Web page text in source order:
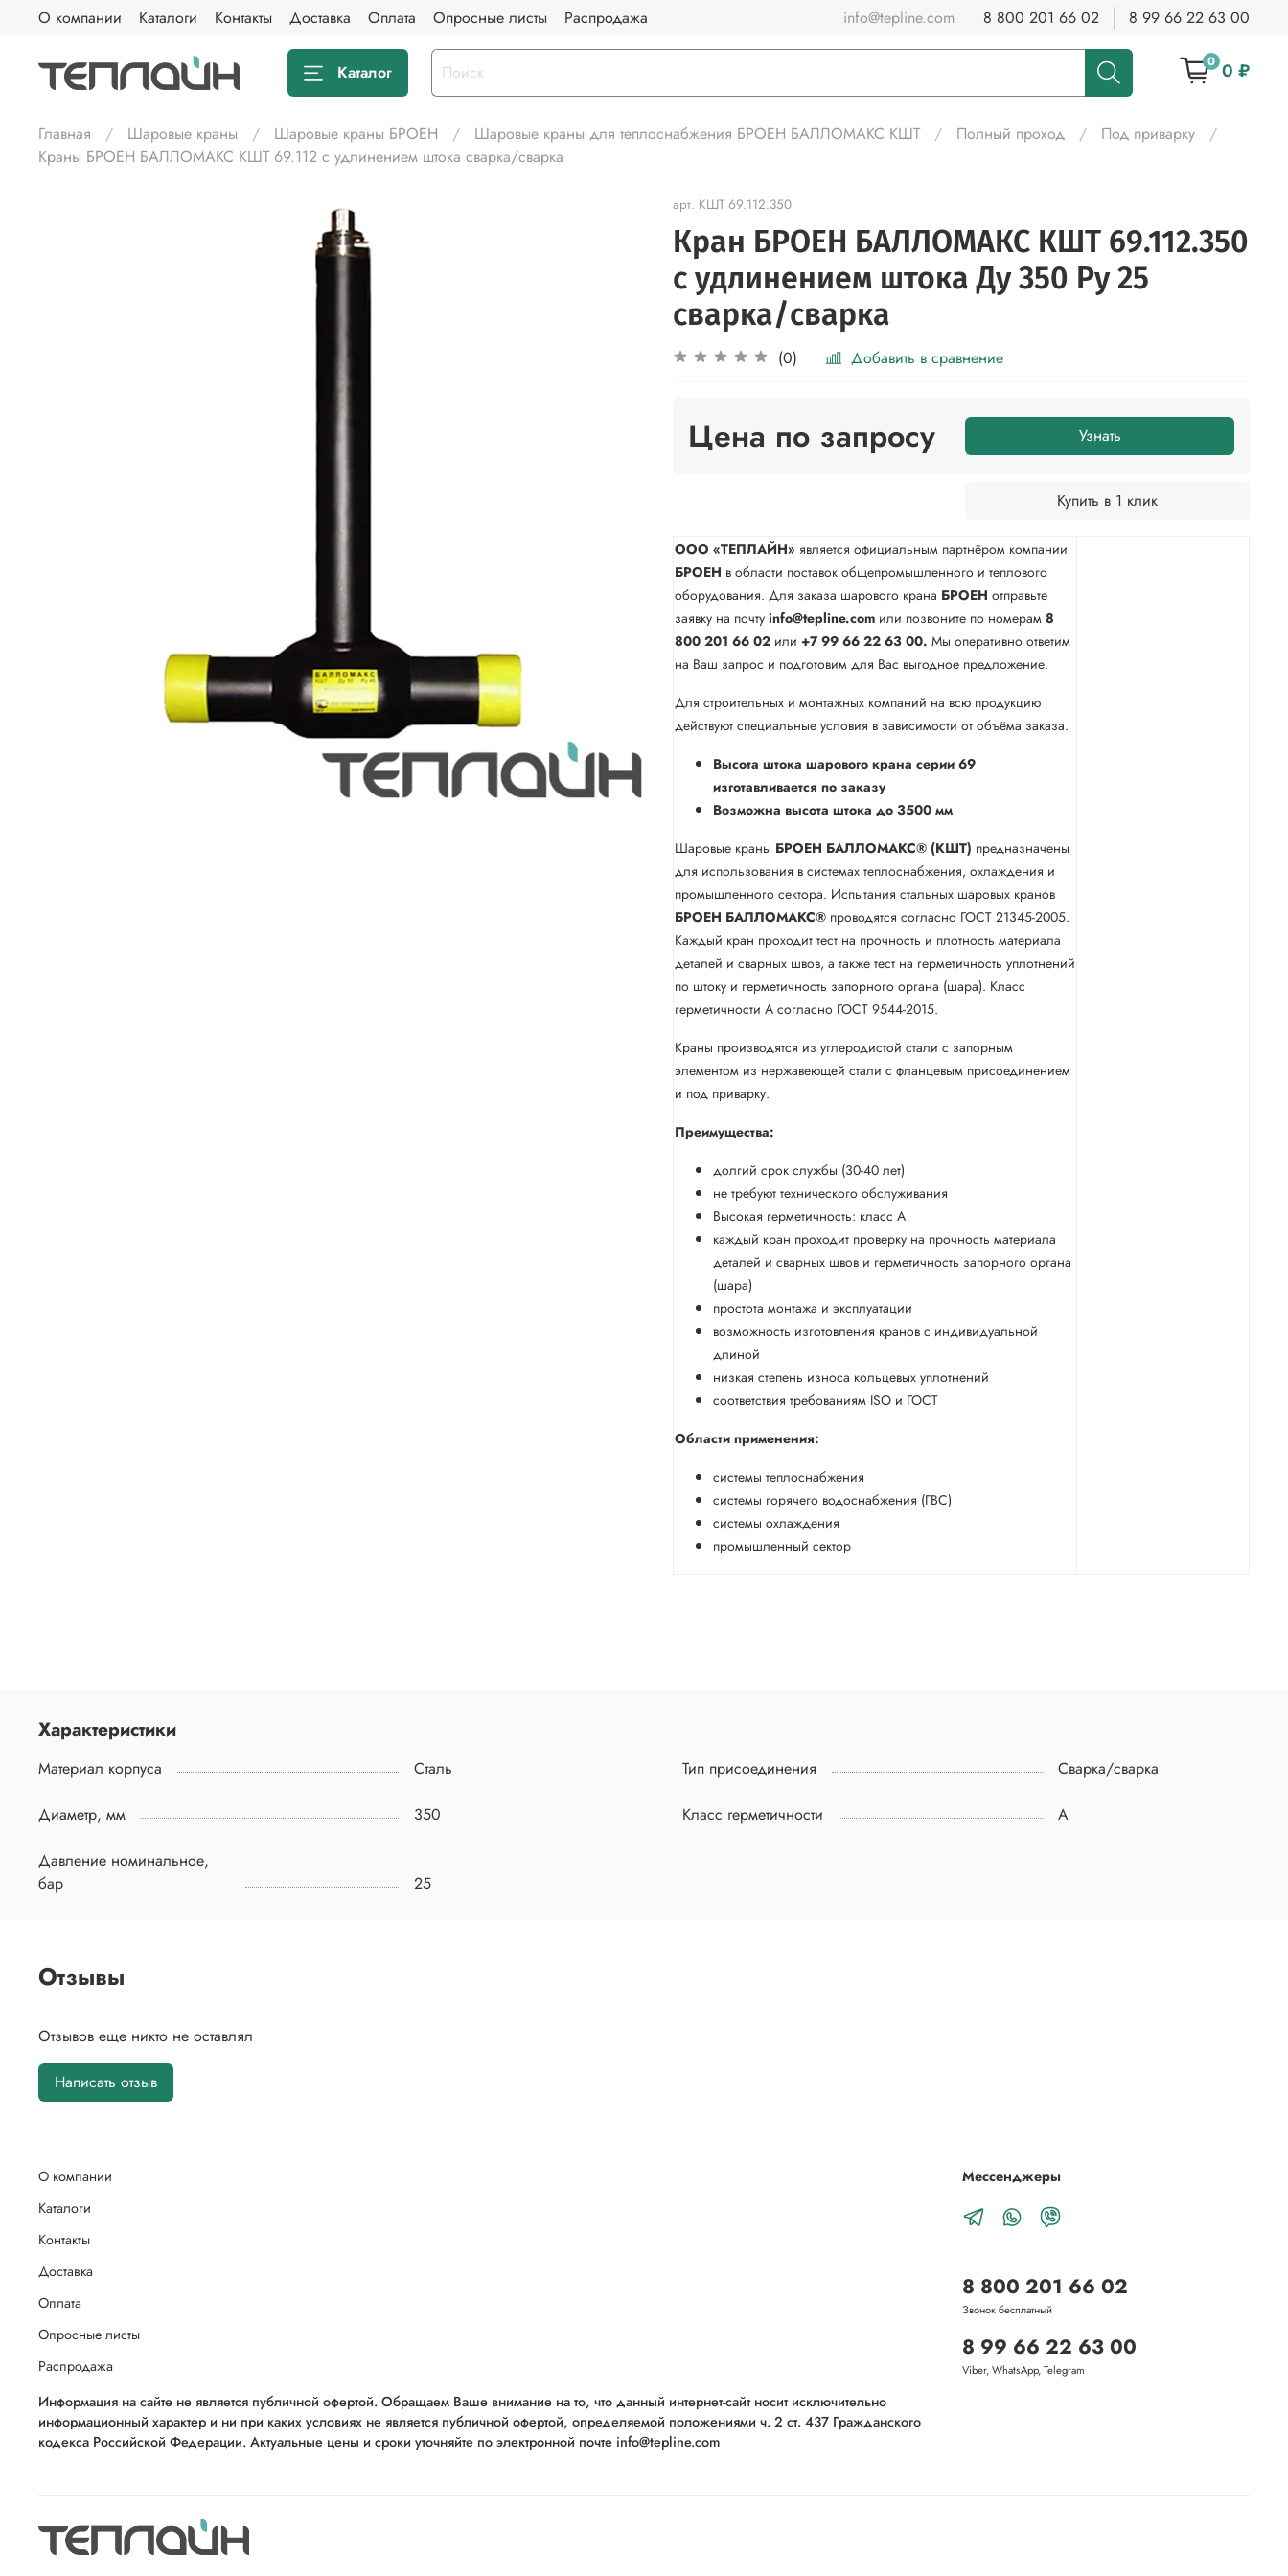
О компании Каталоги Контакты Доставка Оплата Опросные листы Распродажа info@tepline.com 8 800 201 66 02 8 99 66 22 63 00
Каталог 0 0 ₽
Главная Шаровые краны Шаровые краны БРОЕН Шаровые краны для теплоснабжения БРОЕН БАЛЛОМАКС КШТ Полный проход
Под приварку
Краны БРОЕН БАЛЛОМАКС КШТ 69.112 с удлинением штока сварка/сварка
арт. КШТ 69.112.350
Кран БРОЕН БАЛЛОМАКС КШТ 69.112.350
с удлинением штока Ду 350 Ру 25
сварка/сварка
(0) Добавить в сравнение
Цена по запросу Узнать
Купить в 1 клик
ООО «ТЕПЛАЙН» является официальным партнёром компании
БРОЕН в области поставок общепромышленного и теплового
оборудования. Для заказа шарового крана БРОЕН отправьте
заявку на почту info@tepline.com или позвоните по номерам 8
800 201 66 02 или +7 99 66 22 63 00. Мы оперативно ответим
на Ваш запрос и подготовим для Вас выгодное предложение.
Для строительных и монтажных компаний на всю продукцию
действуют специальные условия в зависимости от объёма заказа.
Высота штока шарового крана серии 69
изготавливается по заказу
Возможна высота штока до 3500 мм
Шаровые краны БРОЕН БАЛЛОМАКС® (КШТ) предназначены
для использования в системах теплоснабжения, охлаждения и
промышленного сектора. Испытания стальных шаровых кранов
БРОЕН БАЛЛОМАКС® проводятся согласно ГОСТ 21345-2005.
Каждый кран проходит тест на прочность и плотность материала
деталей и сварных швов, а также тест на герметичность уплотнений
по штоку и герметичность запорного органа (шара). Класс
герметичности А согласно ГОСТ 9544-2015.
Краны производятся из углеродистой стали с запорным
элементом из нержавеющей стали с фланцевым присоединением
и под приварку.
Преимущества:
долгий срок службы (30-40 лет)
не требуют технического обслуживания
Высокая герметичность: класс А
каждый кран проходит проверку на прочность материала
деталей и сварных швов и герметичность запорного органа
(шара)
простота монтажа и эксплуатации
возможность изготовления кранов с индивидуальной
длиной
низкая степень износа кольцевых уплотнений
соответствия требованиям ISO и ГОСТ
Области применения:
системы теплоснабжения
системы горячего водоснабжения (ГВС)
системы охлаждения
промышленный сектор
Характеристики
Материал корпуса Сталь Тип присоединения Сварка/сварка
Диаметр, мм 350 Класс герметичности A
Давление номинальное,
бар
25
Отзывы
Отзывов еще никто не оставлял
Написать отзыв
О компании
Каталоги
Контакты
Доставка
Оплата
Опросные листы
Распродажа
Информация на сайте не является публичной офертой. Обращаем Ваше внимание на то, что данный интернет-сайт носит исключительно
информационный характер и ни при каких условиях не является публичной офертой, определяемой положениями ч. 2 ст. 437 Гражданского
кодекса Российской Федерации. Актуальные цены и сроки уточняйте по электронной почте info@tepline.com
Мессенджеры
8 800 201 66 02
Звонок бесплатный
8 99 66 22 63 00
Viber, WhatsApp, Telegram